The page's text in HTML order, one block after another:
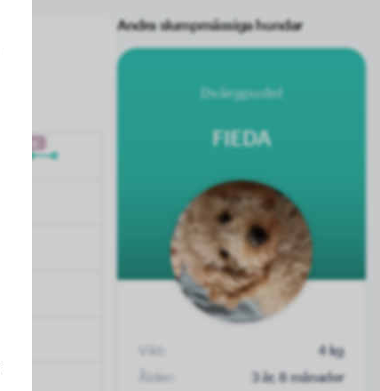
Andra slumpmässiga hundar
Dvärgpudel
FIEDA
Vikt:
4 kg
Ålder:
3 år, 8 månader